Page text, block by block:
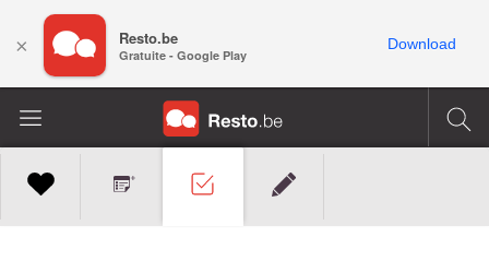
× Resto.be
Gratuite - Google Play
Download